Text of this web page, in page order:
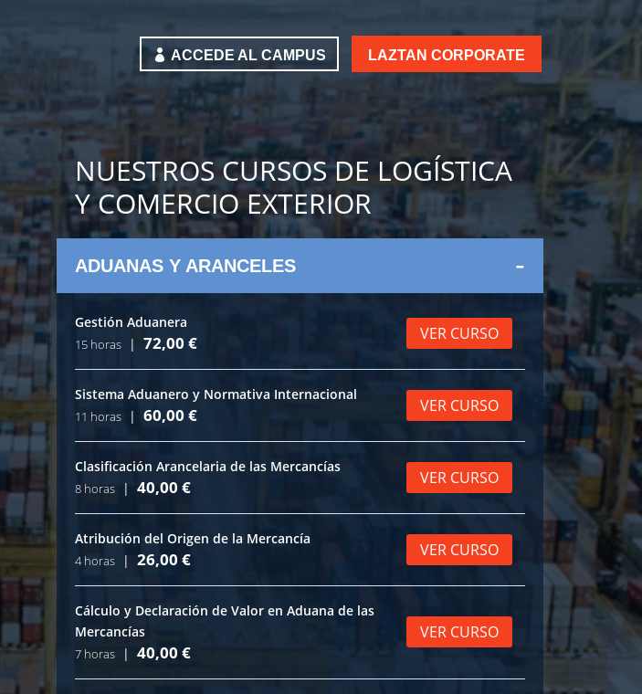
ACCEDE AL CAMPUS LAZTAN CORPORATE
NUESTROS CURSOS DE LOGÍSTICA
Y COMERCIO EXTERIOR
ADUANAS Y ARANCELES
Gestión Aduanera
15 horas | 72,00€ VER CURSO
Sistema Aduanero y Normativa Internacional
11 horas | 60,00€ VER CURSO
Clasificación Arancelaria de las Mercancías
8 horas | 40,00€ VER CURSO
Atribución del Origen de la Mercancía
4 horas | 26,00€ VER CURSO
Cálculo y Declaración de Valor en Aduana de las
Mercancías
7 horas | 40,00€
VER CURSO